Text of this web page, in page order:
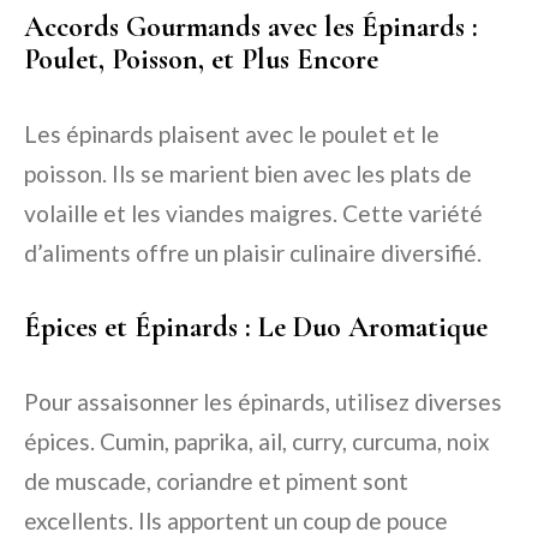
Accords Gourmands avec les Épinards :
Poulet, Poisson, et Plus Encore
Les épinards plaisent avec le poulet et le
poisson. Ils se marient bien avec les plats de
volaille et les viandes maigres. Cette variété
d’aliments offre un plaisir culinaire diversifié.
Épices et Épinards : Le Duo Aromatique
Pour assaisonner les épinards, utilisez diverses
épices. Cumin, paprika, ail, curry, curcuma, noix
de muscade, coriandre et piment sont
excellents. Ils apportent un coup de pouce